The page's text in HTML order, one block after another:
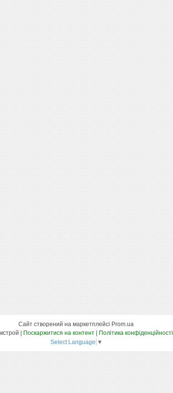
Сайт створений на маркетплейсі Prom.ua
Преміумстрой | Поскаржитися на контент | Політика конфіденційності
Select Language ▼